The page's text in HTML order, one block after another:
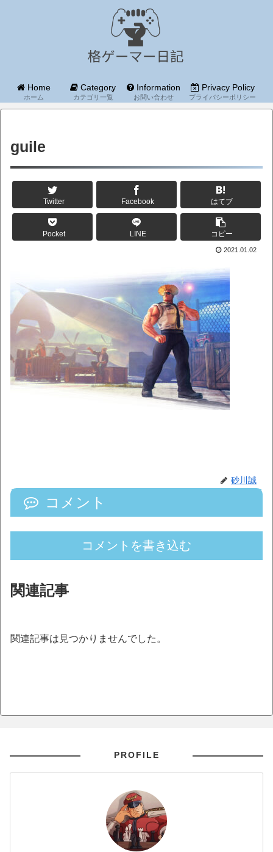
Home
ホーム
Category
カテゴリ一覧
Information
お問い合わせ
Privacy Policy
プライバシーポリシー
guile
Twitter Facebook はてブ
Pocket LINE コピー
2021.01.02
砂川誠
コメント
コメントを書き込む
関連記事
関連記事は見つかりませんでした。
PROFILE